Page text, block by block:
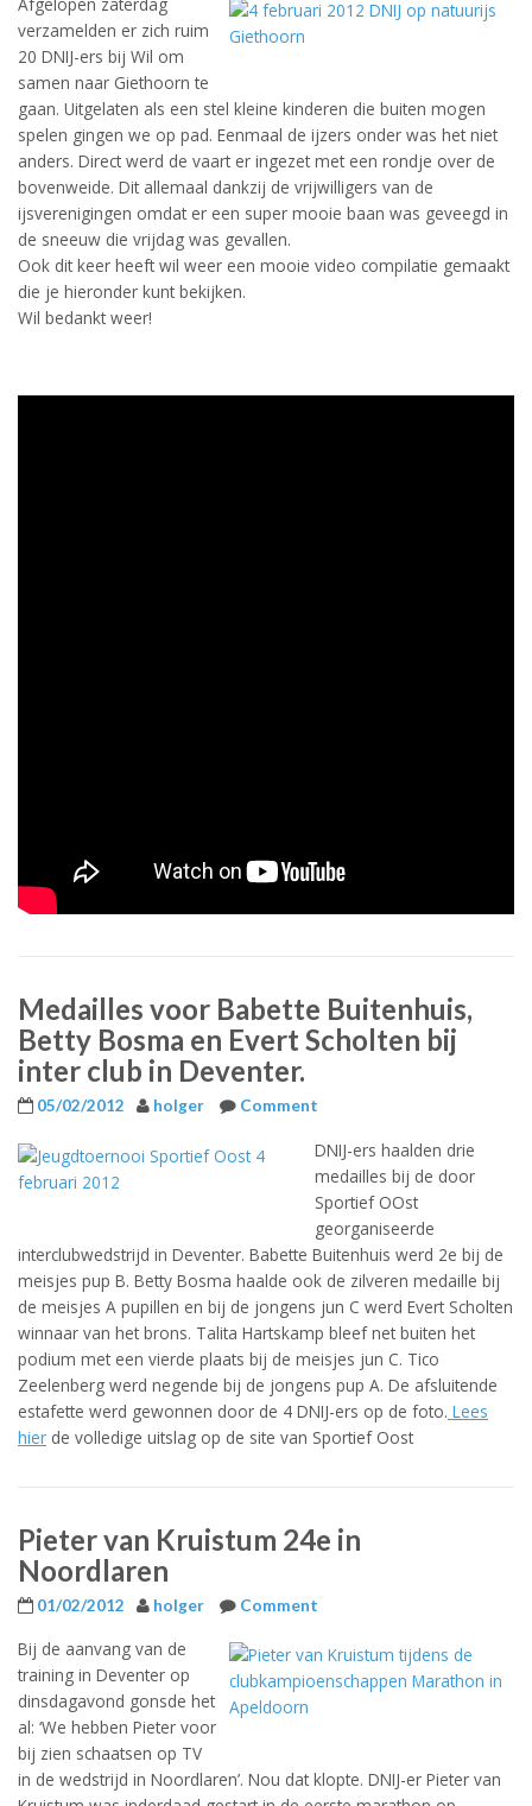
verzamelden er zich ruim
20 DNIJ-ers bij Wil om
samen naar Giethoorn te
gaan. Uitgelaten als een stel kleine kinderen die buiten mogen
spelen gingen we op pad. Eenmaal de ijzers onder was het niet
anders. Direct werd de vaart er ingezet met een rondje over de
bovenweide. Dit allemaal dankzij de vrijwilligers van de
ijsverenigingen omdat er een super mooie baan was geveegd in
de sneeuw die vrijdag was gevallen.
Ook dit keer heeft wil weer een mooie video compilatie gemaakt
die je hieronder kunt bekijken.
Wil bedankt weer!
Medailles voor Babette Buitenhuis,
Betty Bosma en Evert Scholten bij
inter club in Deventer.
05/02/2012 holger Comment
DNIJ-ers haalden drie
medailles bij de door
Sportief OOst
georganiseerde
interclubwedstrijd in Deventer. Babette Buitenhuis werd 2e bij de
meisjes pup B. Betty Bosma haalde ook de zilveren medaille bij
de meisjes A pupillen en bij de jongens jun C werd Evert Scholten
winnaar van het brons. Talita Hartskamp bleef net buiten het
podium met een vierde plaats bij de meisjes jun C. Tico
Zeelenberg werd negende bij de jongens pup A. De afsluitende
estafette werd gewonnen door de 4 DNIJ-ers op de foto. Lees
hier de volledige uitslag op de site van Sportief Oost
Pieter van Kruistum 24e in
Noordlaren
01/02/2012 holger Comment
Bij de aanvang van de
training in Deventer op
dinsdagavond gonsde het
al: ‘We hebben Pieter voor
bij zien schaatsen op TV
in de wedstrijd in Noordlaren’. Nou dat klopte. DNIJ-er Pieter van